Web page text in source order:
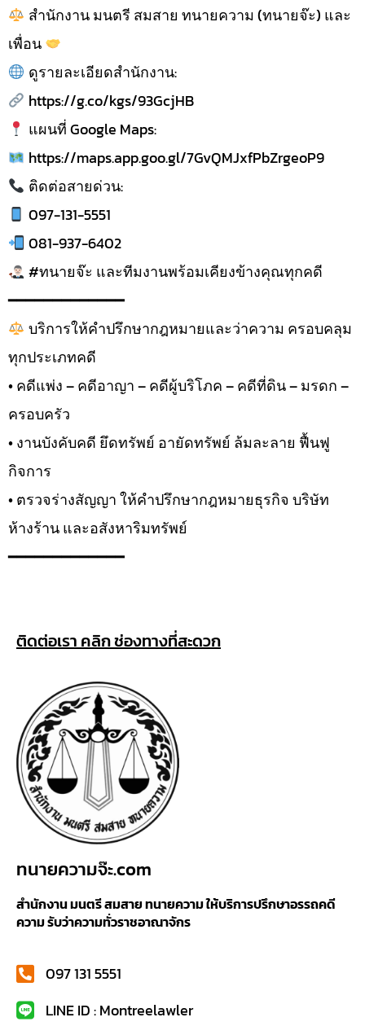
สำนักงาน มนตรี สมสาย ทนายความ (ทนายจ๊ะ) และ
เพื่อน
ดูรายละเอียดสำนักงาน:
https://g.co/kgs/93GcjHB
แผนที่ Google Maps:
https://maps.app.goo.gl/7GvQMJxfPbZrgeoP9
ติดต่อสายด่วน:
097-131-5551
081-937-6402
#ทนายจ๊ะ และทีมงานพร้อมเคียงข้างคุณทุกคดี
━━━━━━━━━━━━━
บริการให้คำปรึกษากฎหมายและว่าความ ครอบคลุม
ทุกประเภทคดี
• คดีแพ่ง – คดีอาญา – คดีผู้บริโภค – คดีที่ดิน – มรดก –
ครอบครัว
• งานบังคับคดี ยึดทรัพย์ อายัดทรัพย์ ล้มละลาย ฟื้นฟู
กิจการ
• ตรวจร่างสัญญา ให้คำปรึกษากฎหมายธุรกิจ บริษัท
ห้างร้าน และอสังหาริมทรัพย์
━━━━━━━━━━━━━
ติดต่อเรา คลิก ช่องทางที่สะดวก
ทนายความจ๊ะ.com
สำนักงาน มนตรี สมสาย ทนายความ ให้บริการปรึกษาอรรถคดี
ความ รับว่าความทั่วราชอาณาจักร
097 131 5551
LINE ID : Montreelawler